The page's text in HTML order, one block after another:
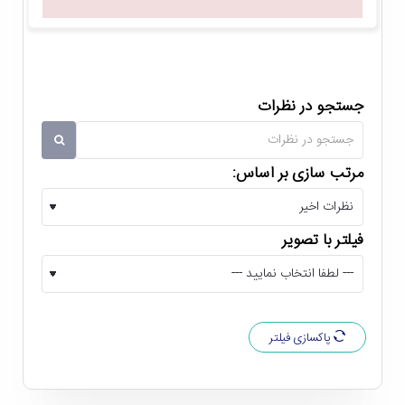
قابل اتصال به آب شهری
TM-SW441Rباید به امکان اتصال آن به آب شهری اشاره
جستجو در نظرات
مرتب سازی بر اساس:
فیلتر با تصویر
پاکسازی فیلتر